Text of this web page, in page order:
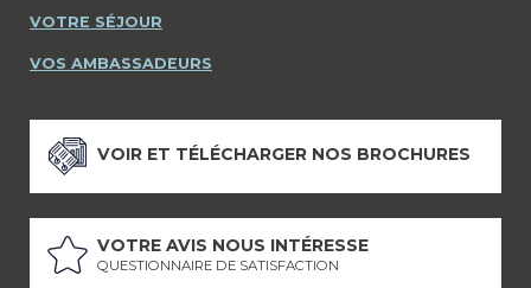
VOTRE SÉJOUR
VOS AMBASSADEURS
VOIR ET TÉLÉCHARGER NOS BROCHURES
VOTRE AVIS NOUS INTÉRESSE
QUESTIONNAIRE DE SATISFACTION